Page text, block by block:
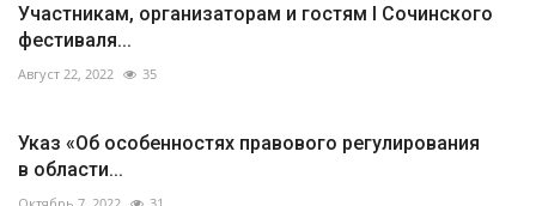
Участникам, организаторам и гостям I Сочинского
фестиваля...
Август 22, 2022 35
Указ «Об особенностях правового регулирования
в области...